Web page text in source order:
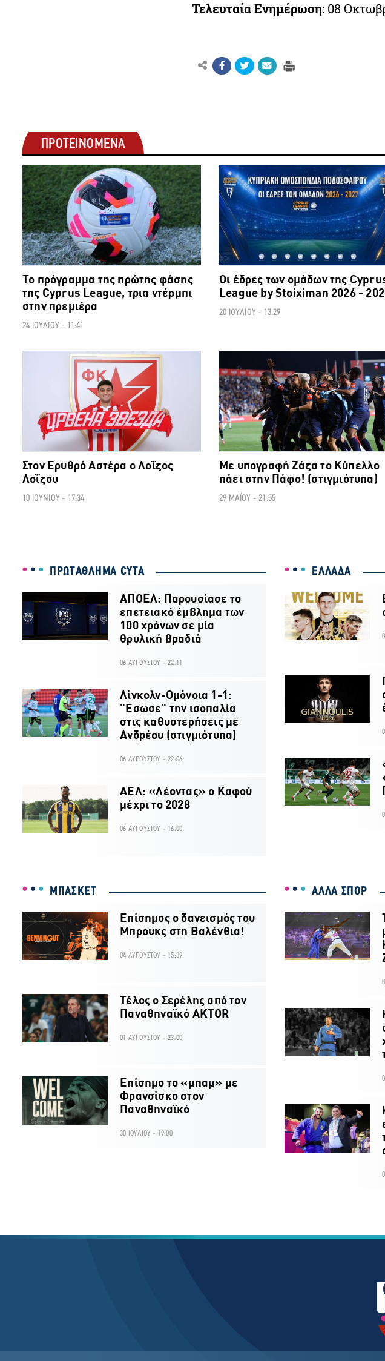
Τελευταία Ενημέρωση: 08
ΠΡΟΤΕΙΝΟΜΕΝΑ
ΠΟΔΟΣΦΑΙΡΟ
Το πρόγραμμα της πρώτης φάσης
της Cyprus League, τρια ντέρμπι
στην πρεμιέρα
24 ΙΟΥΛΙΟΥ - 11:41
Οι έδρες των ομάδων της
League by Stoiximan 2026 -
20 ΙΟΥΛΙΟΥ - 13:29
ΠΟΔΟΣΦΑΙΡΟ
Στον Ερυθρό Αστέρα ο Λοΐζος
Λοΐζου
10 ΙΟΥΝΙΟΥ - 17:34
Με υπογραφή Ζάζα το Κύπελλο
πάει στην Πάφο! (στιγμιότυπα)
29 ΜΑΪΟΥ - 21:55
ΠΡΩΤΑΘΛΗΜΑ CYTA
ΑΠΟΕΛ: Παρουσίασε το
επετειακό έμβλημα των
100 χρόνων σε μία
θρυλική βραδιά
06 ΑΥΓΟΥΣΤΟΥ - 22:11
Λίνκολν-Ομόνοια 1-1:
"Εσωσε" την ισοπαλία
στις καθυστερήσεις με
Ανδρέου (στιγμιότυπα)
06 ΑΥΓΟΥΣΤΟΥ - 22:06
ΑΕΛ: «Λέοντας» ο Καφού
μέχρι το 2028
06 ΑΥΓΟΥΣΤΟΥ - 16:00
ΕΛΛΑΔΑ
ΜΠΑΣΚΕΤ
Επίσημος ο δανεισμός του
Μπρουκς στη Βαλένθια!
04 ΑΥΓΟΥΣΤΟΥ - 15:39
Τέλος ο Σερέλης από τον
Παναθηναϊκό AKTOR
01 ΑΥΓΟΥΣΤΟΥ - 23:00
Επίσημο το «μπαμ» με
Φρανσίσκο στον
Παναθηναϊκό
30 ΙΟΥΛΙΟΥ - 19:00
ΑΛΛΑ ΣΠΟΡ